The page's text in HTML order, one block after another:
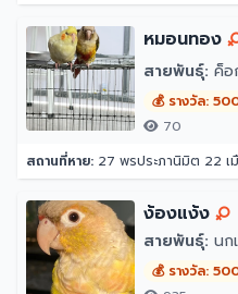
หมอนทอง
สายพันธุ์: ค็อ
💰 รางวัล:
70
สถานที่หาย: 27 พรประภานิมิต 22 เ
ง้องแง้ง
สายพันธุ์: นก
💰 รางวัล: